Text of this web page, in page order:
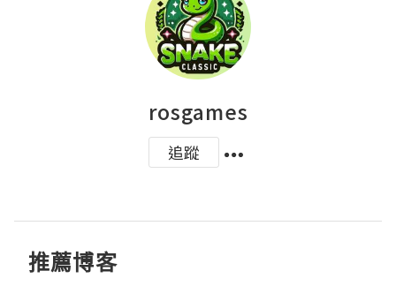
rosgames
追蹤
推薦博客